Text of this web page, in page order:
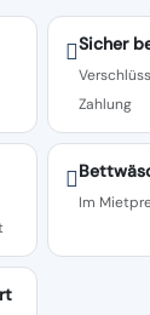
Sicher
Zahlung
Im